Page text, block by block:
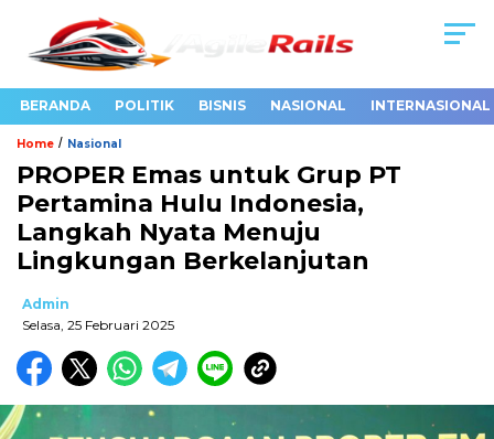
BERANDA POLITIK BISNIS NASIONAL INTERNASIONAL
Home / Nasional
PROPER Emas untuk Grup PT
Pertamina Hulu Indonesia,
Langkah Nyata Menuju
Lingkungan Berkelanjutan
Admin
Selasa, 25 Februari 2025